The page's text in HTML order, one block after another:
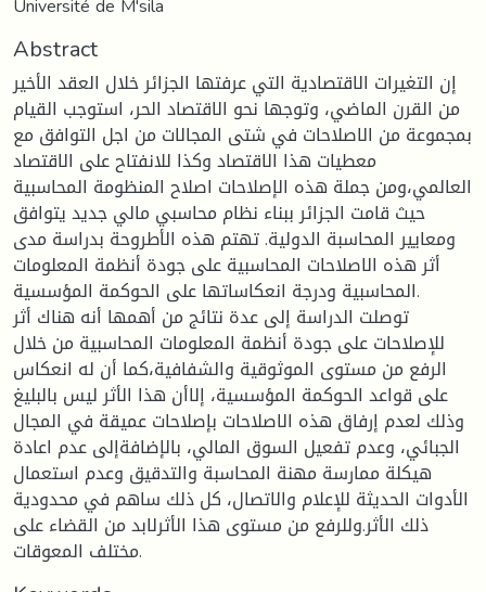
Abstract
إن التغيرات الاقتصادية التي عرفتها الجزائر خلال العقد الأخير
من القرن الماضي، وتوجها نحو الاقتصاد الحر، استوجب القيام
بمجموعة من الاصلاحات في شتى المجالات من اجل التوافق مع
معطيات هذا الاقتصاد وكذا للانفتاح على الاقتصاد
العالمي،ومن جملة هذه الإصلاحات اصلاح المنظومة المحاسبية
حيث قامت الجزائر ببناء نظام محاسبي مالي جديد يتوافق
ومعايير المحاسبة الدولية. تهتم هذه الأطروحة بدراسة مدى
أثر هذه الاصلاحات المحاسبية على جودة أنظمة المعلومات
المحاسبية ودرجة انعكاساتها على الحوكمة المؤسسية.
توصلت الدراسة إلى عدة نتائج من أهمها أنه هناك أثر
للإصلاحات على جودة أنظمة المعلومات المحاسبية من خلال
الرفع من مستوى الموثوقية والشفافية،كما أن له انعكاس
على قواعد الحوكمة المؤسسية، إلاأن هذا الأثر ليس بالبليغ
وذلك لعدم إرفاق هذه الاصلاحات بإصلاحات عميقة في المجال
الجبائي، وعدم تفعيل السوق المالي، بالإضافةإلى عدم اعادة
هيكلة ممارسة مهنة المحاسبة والتدقيق وعدم استعمال
الأدوات الحديثة للإعلام والاتصال، كل ذلك ساهم في محدودية
ذلك الأثر.وللرفع من مستوى هذا الأثرلابد من القضاء على
مختلف المعوقات.